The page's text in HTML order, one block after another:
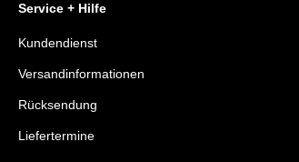
Service + Hilfe
Kundendienst
Versandinformationen
Rücksendung
Liefertermine